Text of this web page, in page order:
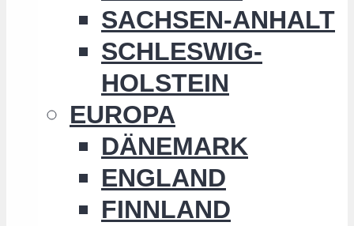
SACHSEN-ANHALT
SCHLESWIG-
HOLSTEIN
EUROPA
DÄNEMARK
ENGLAND
FINNLAND